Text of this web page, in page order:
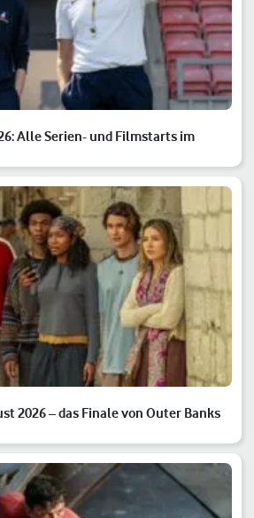
Alle Serien- und Filmstarts im
2026 – das Finale von Outer Banks